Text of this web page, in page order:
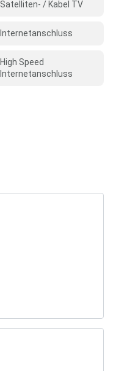
Satelliten- / Kabel TV
Internetanschluss
High Speed
Internetanschluss